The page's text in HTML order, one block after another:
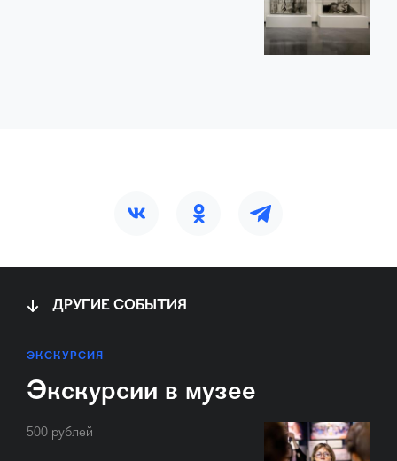
ДРУГИЕ СОБЫТИЯ
ЭКСКУРСИЯ
Экскурсии в музее
500 рублей